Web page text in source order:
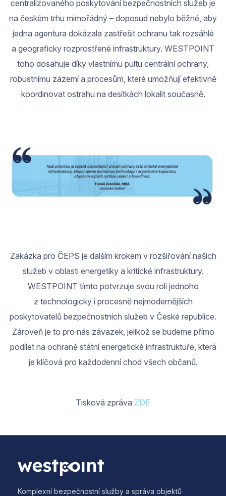
centralizovaného poskytování bezpečnostních služeb je
na českém trhu mimořádný – doposud nebylo běžné, aby
jedna agentura dokázala zastřešit ochranu tak rozsáhlé
a geograficky rozprostřené infrastruktury. WESTPOINT
toho dosahuje díky vlastnímu pultu centrální ochrany,
robustnímu zázemí a procesům, které umožňují efektivně
koordinovat ostrahu na desítkách lokalit současně.
Zakázka pro ČEPS je dalším krokem v rozšiřování našich
služeb v oblasti energetiky a kritické infrastruktury.
WESTPOINT tímto potvrzuje svou roli jednoho
z technologicky i procesně nejmodernějších
poskytovatelů bezpečnostních služeb v České republice.
Zároveň je to pro nás závazek, jelikož se budeme přímo
podílet na ochraně státní energetické infrastruktuře, která
je klíčová pro každodenní chod všech občanů.
Tisková zpráva ZDE
Komplexní bezpečnostní služby a správa objektů